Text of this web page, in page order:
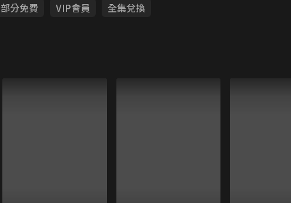
部分免費 VIP會員 全集兌換